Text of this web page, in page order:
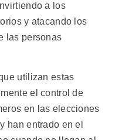
a los
y atacando los
las personas
utilizan estas
el control de
en las elecciones
han entrado en el